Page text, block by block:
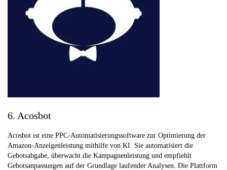
6. Acosbot
Acosbot ist eine PPC-Automatisierungssoftware zur Optimierung der
Amazon-Anzeigenleistung mithilfe von KI. Sie automatisiert die
Gebotsabgabe, überwacht die Kampagnenleistung und empfiehlt
Gebotsanpassungen auf der Grundlage laufender Analysen. Die Plattform